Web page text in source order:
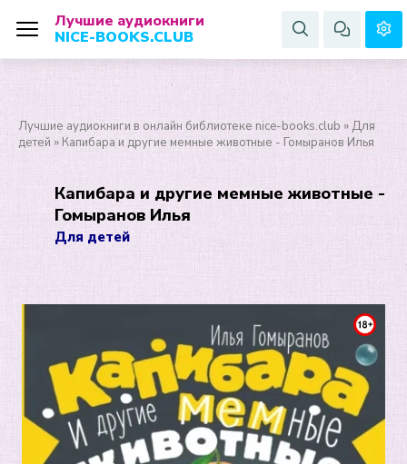
Лучшие аудиокниги
NICE-BOOKS.CLUB
Лучшие аудиокниги в онлайн библиотеке nice-books.club » Для
детей » Капибара и другие мемные животные - Гомыранов Илья
Капибара и другие мемные животные -
Гомыранов Илья
Для детей